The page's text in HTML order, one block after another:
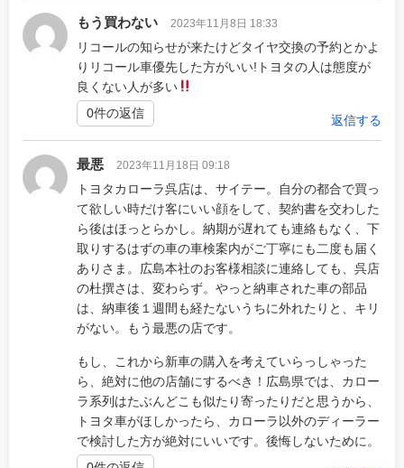
もう買わない 2023年11月8日 18:33
リコールの知らせが来たけどタイヤ交換の予約とかよ
りリコール車優先した方がいい!トヨタの人は態度が
良くない人が多い
返信する
0件の返信
最悪 2023年11月18日 09:18
トヨタカローラ呉店は、サイテー。自分の都合で買っ
て欲しい時だけ客にいい顔をして、契約書を交わした
ら後はほっとらかし。納期が遅れても連絡もなく、下
取りするはずの車の車検案内がご丁寧にも二度も届く
ありさま。広島本社のお客様相談に連絡しても、呉店
の杜撰さは、変わらず。やっと納車された車の部品
は、納車後１週間も経たないうちに外れたりと、キリ
がない。もう最悪の店です。
もし、これから新車の購入を考えていらっしゃった
ら、絶対に他の店舗にするべき！広島県では、カロー
ラ系列はたぶんどこも似たり寄ったりだと思うから、
トヨタ車がほしかったら、カローラ以外のディーラー
で検討した方が絶対にいいです。後悔しないために。